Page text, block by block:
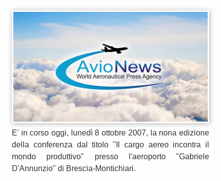
E' in corso oggi, lunedì 8 ottobre 2007, la nona edizione
della conferenza dal titolo "Il cargo aereo incontra il
mondo produttivo" presso l'aeroporto "Gabriele
D'Annunzio" di Brescia-Montichiari.